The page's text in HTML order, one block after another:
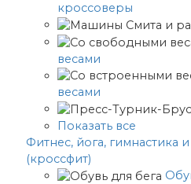
кроссоверы
весами
весами
Показать все
Фитнес, йога, гимнастика
(кроссфит)